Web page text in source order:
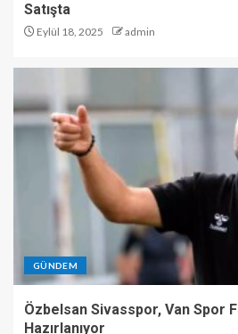
Satışta
Eylül 18, 2025 admin
GÜNDEM
Özbelsan Sivasspor, Van Spor
Hazırlanıyor